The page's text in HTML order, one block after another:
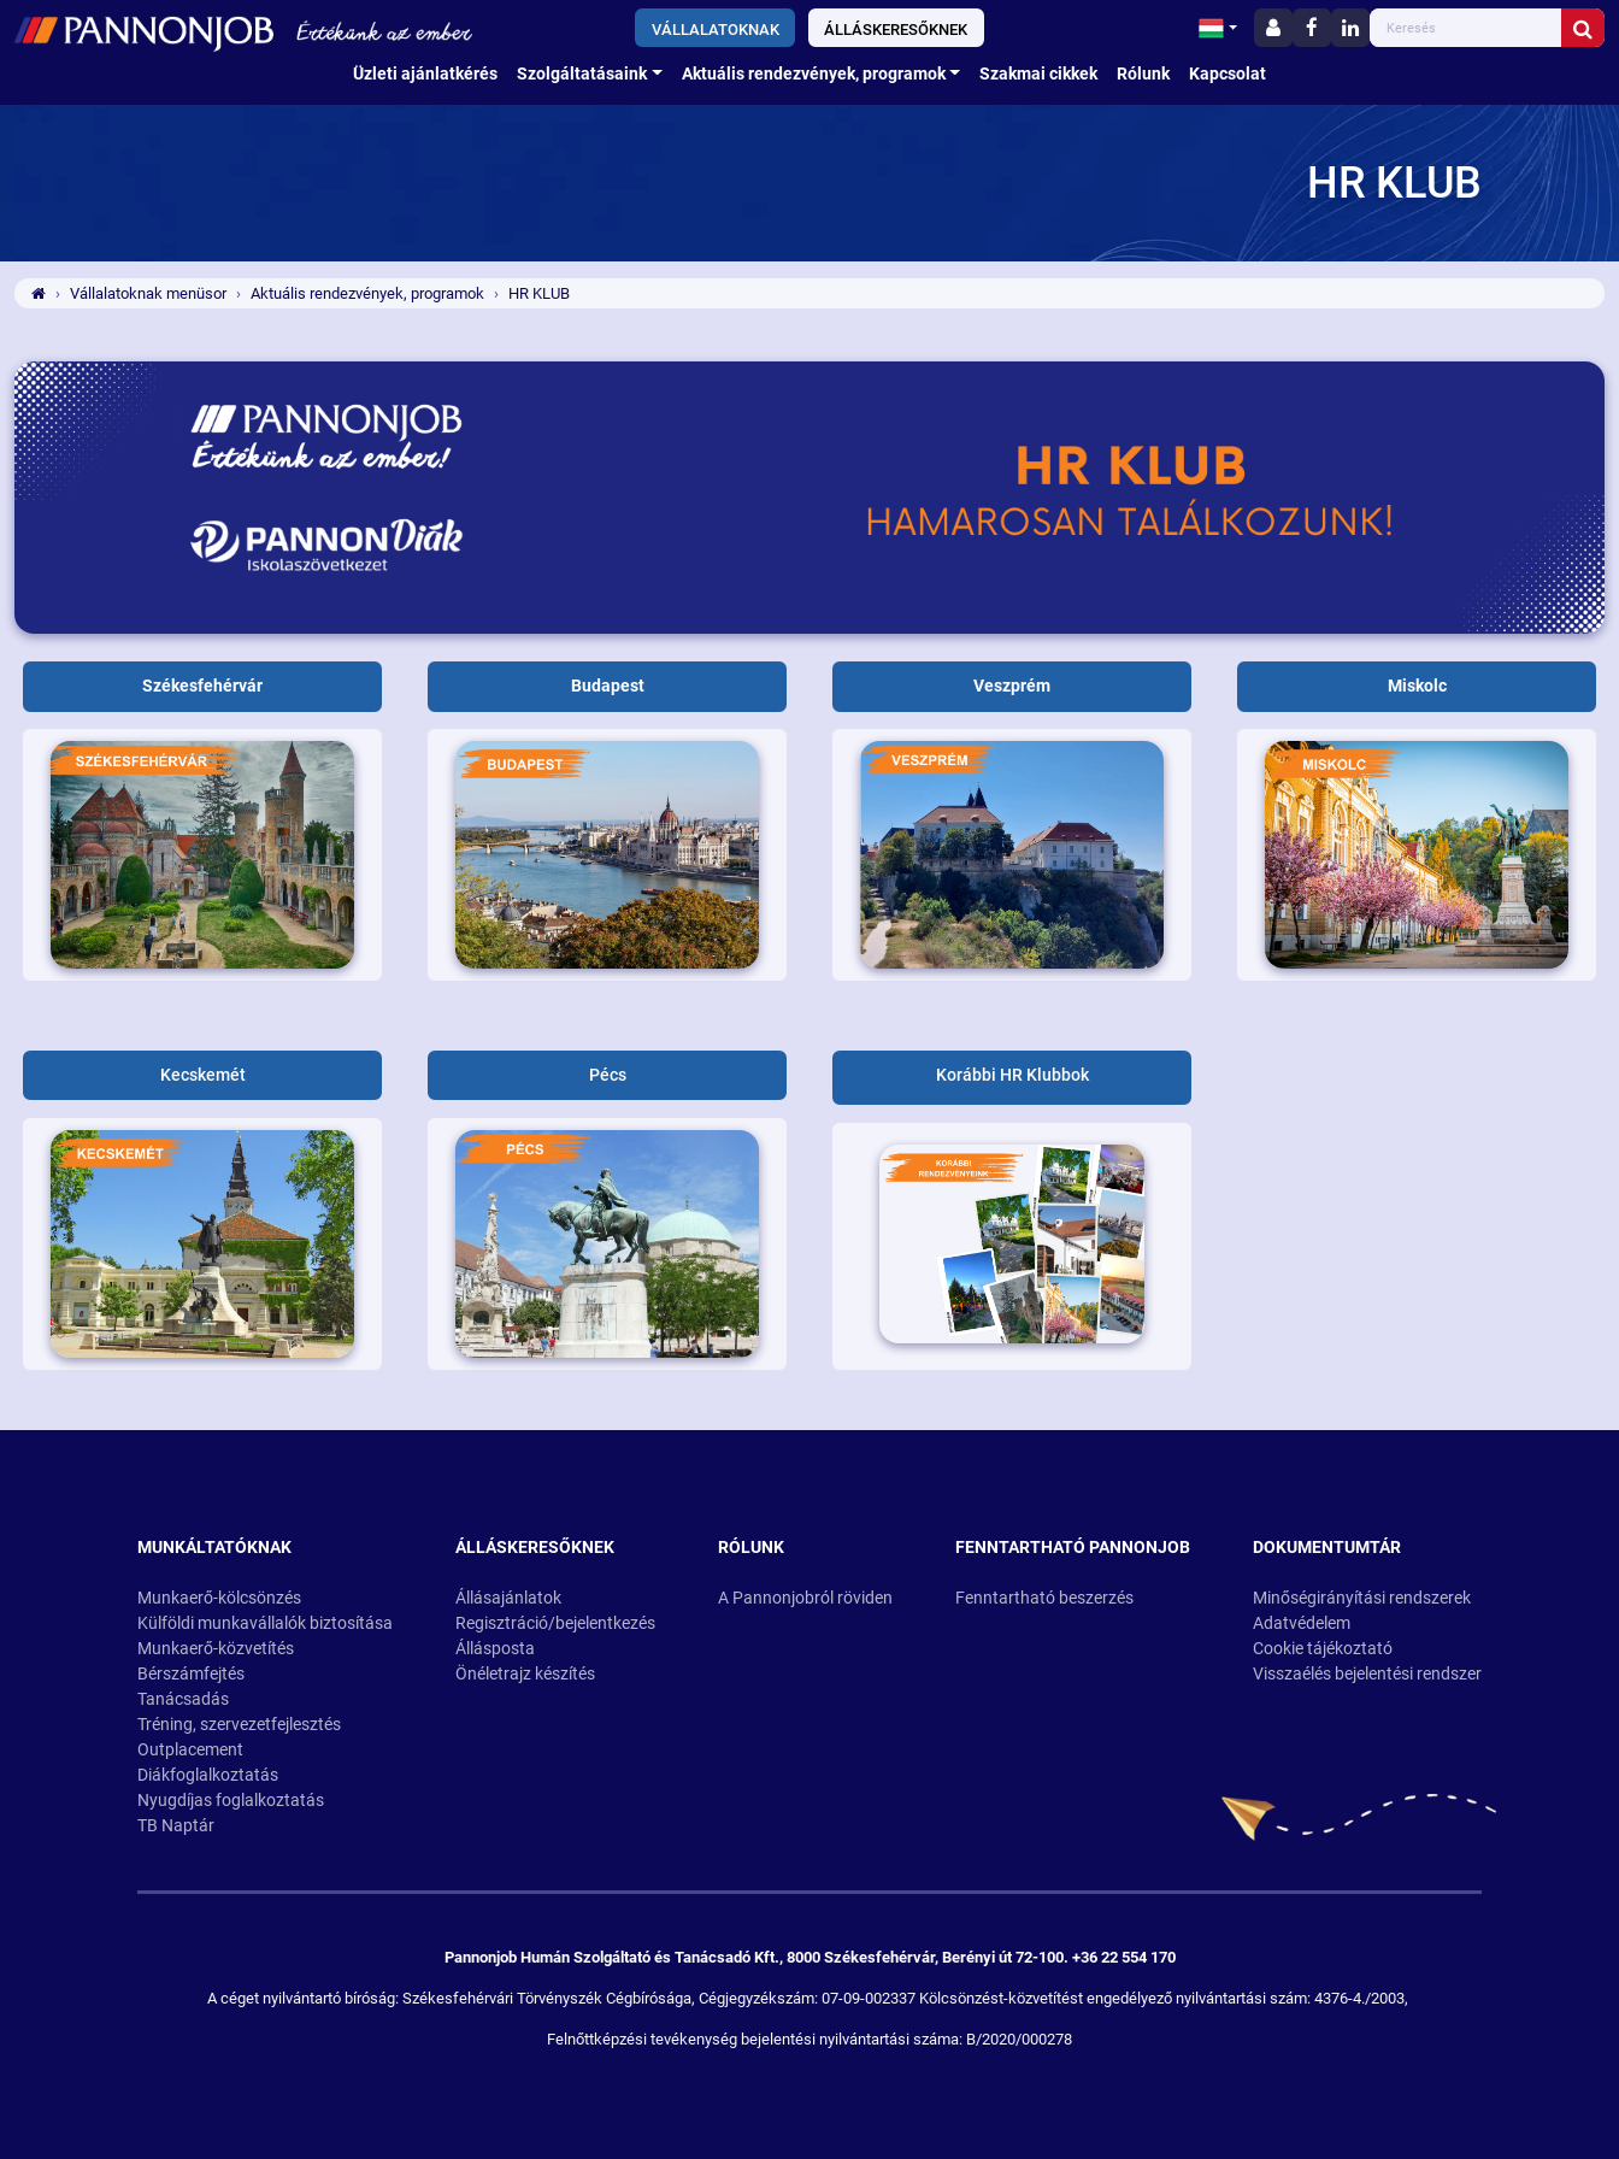
VÁLLALATOKNAK ÁLLÁSKERESŐKNEK
Üzleti ajánlatkérés Szolgáltatásaink Aktuális rendezvények, programok Szakmai cikkek Rólunk Kapcsolat
HR KLUB
Vállalatoknak menüsor Aktuális rendezvények, programok HR KLUB
Székesfehérvár Budapest Veszprém Miskolc
Kecskemét Pécs Korábbi HR Klubbok
MUNKÁLTATÓKNAK
Munkaerő-kölcsönzés
Külföldi munkavállalók biztosítása
Munkaerő-közvetítés
Bérszámfejtés
Tanácsadás
Tréning, szervezetfejlesztés
Outplacement
Diákfoglalkoztatás
Nyugdíjas foglalkoztatás
TB Naptár
ÁLLÁSKERESŐKNEK
Állásajánlatok
Regisztráció/bejelentkezés
Állásposta
Önéletrajz készítés
RÓLUNK
A Pannonjobról röviden
FENNTARTHATÓ PANNONJOB
Fenntartható beszerzés
DOKUMENTUMTÁR
Minőségirányítási rendszerek
Adatvédelem
Cookie tájékoztató
Visszaélés bejelentési rendszer
Pannonjob Humán Szolgáltató és Tanácsadó Kft., 8000 Székesfehérvár, Berényi út 72-100. +36 22 554 170
A céget nyilvántartó bíróság: Székesfehérvári Törvényszék Cégbírósága, Cégjegyzékszám: 07-09-002337 Kölcsönzést-közvetítést engedélyező nyilvántartási szám: 4376-4./2003,
Felnőttképzési tevékenység bejelentési nyilvántartási száma: B/2020/000278